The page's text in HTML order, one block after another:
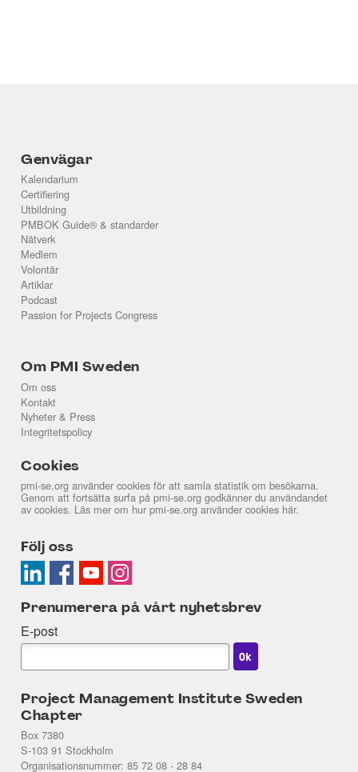
Genvägar
Kalendarium
Certifiering
Utbildning
PMBOK Guide® & standarder
Nätverk
Medlem
Volontär
Artiklar
Podcast
Passion for Projects Congress
Om PMI Sweden
Om oss
Kontakt
Nyheter & Press
Integritetspolicy
Cookies
pmi-se.org använder cookies för att samla statistik om besökarna.
Genom att fortsätta surfa på pmi-se.org godkänner du användandet
av cookies. Läs mer om hur pmi-se.org använder cookies här.
Följ oss
Prenumerera på vårt nyhetsbrev
E-post
Project Management Institute Sweden
Chapter
Box 7380
S-103 91 Stockholm
Organisationsnummer: 85 72 08 - 28 84